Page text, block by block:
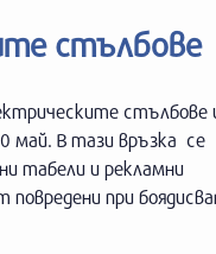
стълбове
стълбове
май. В тази връзка се
табели и рекламни
при